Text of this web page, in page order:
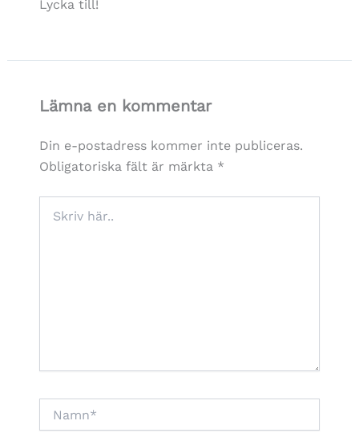
Lycka till!
Lämna en kommentar
Din e-postadress kommer inte publiceras.
Obligatoriska fält är märkta *
här..